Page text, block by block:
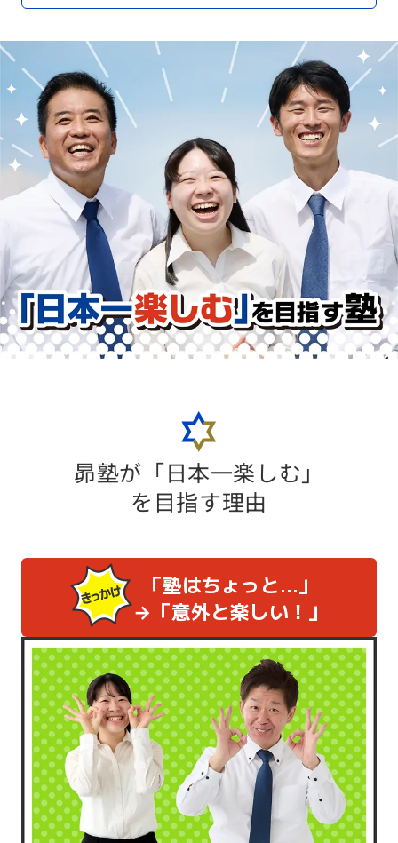
昴塾が 「日本一楽しむ」
を目指す理由
「塾はちょっと…」
→「意外と楽しい！」